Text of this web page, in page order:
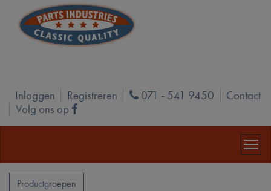
Inloggen Registreren Phone
071 - 541 9450
Contact
Volg ons op
Facebook
Productgroepen